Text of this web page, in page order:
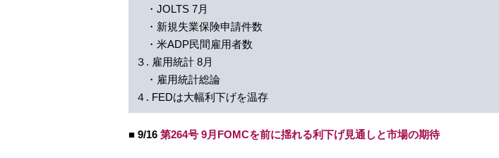
・JOLTS 7月
・新規失業保険申請件数
・米ADP民間雇用者数
３. 雇用統計 8月
・雇用統計総論
４. FEDは大幅利下げを温存
■ 9/16 第264号 9月FOMCを前に揺れる利下げ見通しと市場の期待